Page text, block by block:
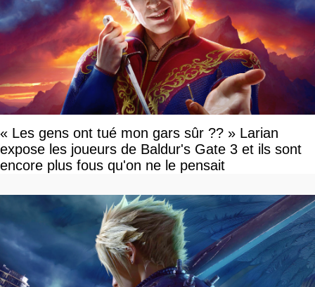
« Les gens ont tué mon gars sûr ?? » Larian
expose les joueurs de Baldur's Gate 3 et ils sont
encore plus fous qu'on ne le pensait